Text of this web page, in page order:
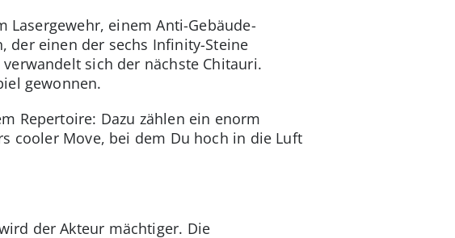
einem Anti-Gebäude-
der einen der sechs Infinity-Steine
sich der nächste Chitauri.
gewonnen.
Repertoire: Dazu zählen ein enorm
cooler Move, bei dem Du hoch in die Luft
der Akteur mächtiger. Die